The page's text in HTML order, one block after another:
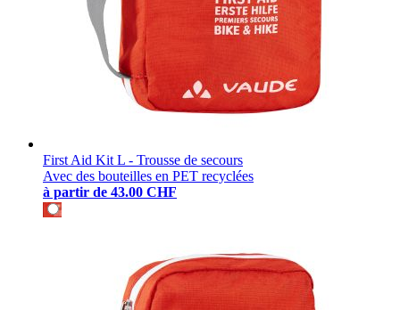
First Aid Kit L - Trousse de secours
Avec des bouteilles en PET recyclées
à partir de 43.00 CHF